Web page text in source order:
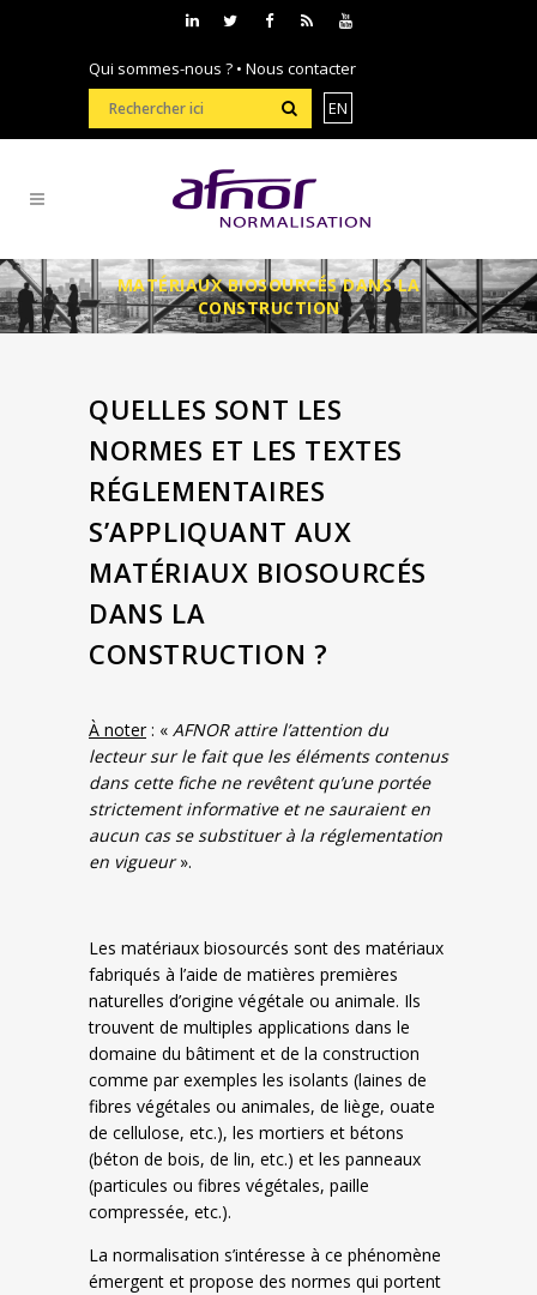
Qui sommes-nous ? • Nous contacter
EN
MATÉRIAUX BIOSOURCÉS DANS LA
CONSTRUCTION
QUELLES SONT LES
NORMES ET LES TEXTES
RÉGLEMENTAIRES
S’APPLIQUANT AUX
MATÉRIAUX BIOSOURCÉS
DANS LA
CONSTRUCTION ?
À noter: « AFNOR attire l’attention du
lecteur sur le fait que les éléments contenus
dans cette fiche ne revêtent qu’une portée
strictement informative et ne sauraient en
aucun cas se substituer à la réglementation
en vigueur».
Les matériaux biosourcés sont des matériaux
fabriqués à l’aide de matières premières
naturelles d’origine végétale ou animale. Ils
trouvent de multiples applications dans le
domaine du bâtiment et de la construction
comme par exemples les isolants (laines de
fibres végétales ou animales, de liège, ouate
de cellulose, etc.), les mortiers et bétons
(béton de bois, de lin, etc.) et les panneaux
(particules ou fibres végétales, paille
compressée, etc.).
La normalisation s’intéresse à ce phénomène
émergent et propose des normes qui portent